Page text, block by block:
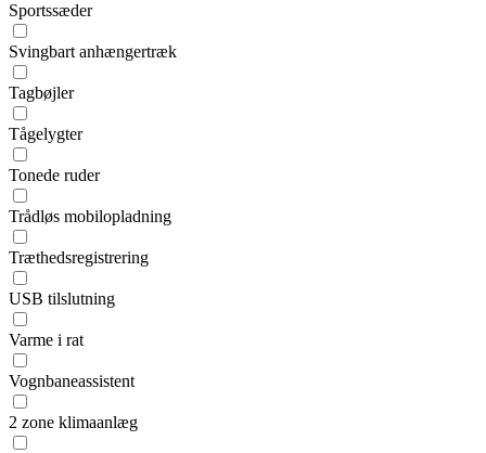
Sportssæder
Svingbart anhængertræk
Tagbøjler
Tågelygter
Tonede ruder
Trådløs mobilopladning
Træthedsregistrering
USB tilslutning
Varme i rat
Vognbaneassistent
2 zone klimaanlæg